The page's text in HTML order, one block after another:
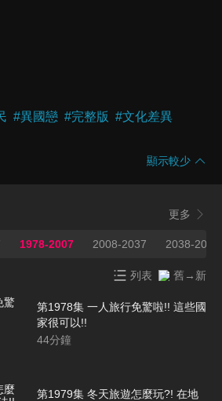
#異國戀 #完整版 #文化差異
顯示較少
更多
1978-2007 2008-2037 2038-2067
列表 舊→新
第1978集 一人旅行免驚啦!! 這些國
家很可以!!
44分鐘
第1979集 冬天旅遊怎麼玩?! 在地